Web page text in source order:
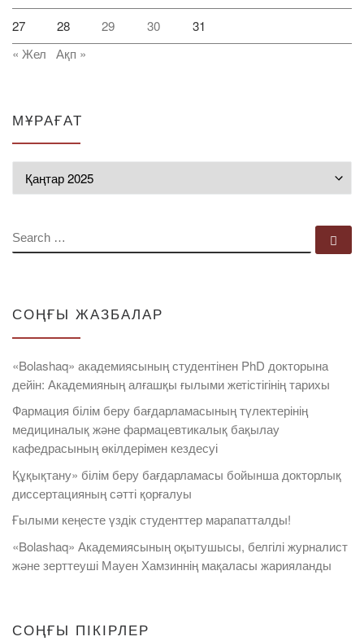
27 28 29 30
31
« Жел
Ақп »
МҰРАҒАТ
SEARCH
СОҢҒЫ ЖАЗБАЛАР
«Bolashaq» академиясының студентінен PhD докторына
дейін: Академияның алғашқы ғылыми жетістігінің тарихы
Фармация білім беру бағдарламасының түлектерінің
медициналық және фармацевтикалық бақылау
кафедрасының өкілдерімен кездесуі
Құқықтану» білім беру бағдарламасы бойынша докторлық
диссертацияның сәтті қорғалуы
Ғылыми кеңесте үздік студенттер марапатталды!
«Bolashaq» Академиясының оқытушысы, белгілі журналист
және зерттеуші Мауен Хамзиннің мақаласы жарияланды
СОҢҒЫ ПІКІРЛЕР